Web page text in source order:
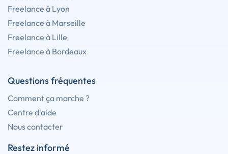
Freelance à Lyon
Freelance à Marseille
Freelance à Lille
Freelance à Bordeaux
Questions fréquentes
Comment ça marche ?
Centre d'aide
Nous contacter
Restez informé